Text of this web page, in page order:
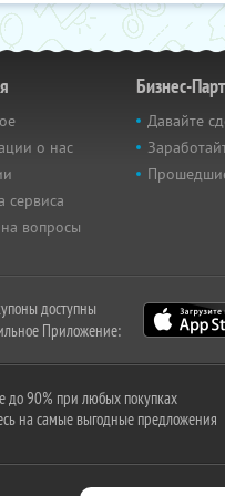
о нас
сервиса
вопросы
Бизнес-
Давайте
доступны
Приложение:
до 90% при любых покупках
на самые выгодные предложения